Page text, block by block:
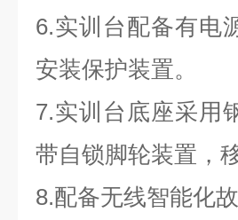
6.实训台配备有电
安装保护装置。
7.实训台底座采用
带自锁脚轮装置，
8.配备无线智能化